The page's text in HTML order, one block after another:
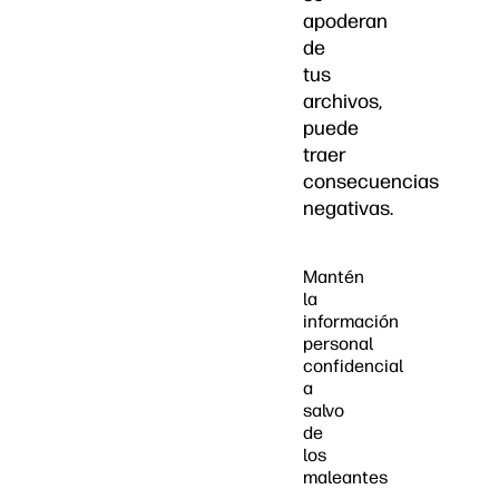
apoderan
de
tus
archivos,
puede
traer
consecuencias
negativas.
Mantén
la
información
personal
confidencial
a
salvo
de
los
maleantes